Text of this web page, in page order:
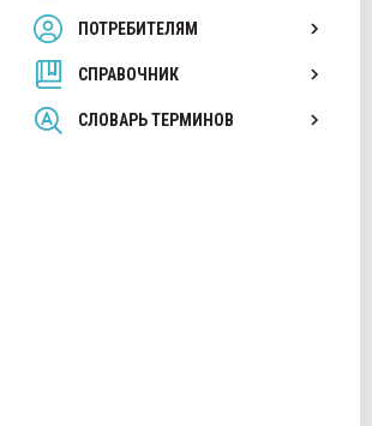
ПОТРЕБИТЕЛЯМ
СПРАВОЧНИК
СЛОВАРЬ ТЕРМИНОВ